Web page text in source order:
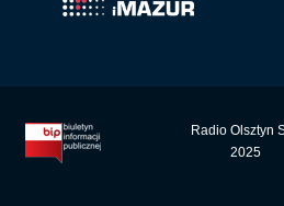
Radio Olsztyn
2025